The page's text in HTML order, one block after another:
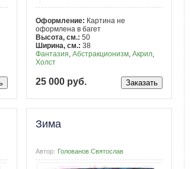
Оформление: Картина не
оформлена в багет
Высота, см.:50
Ширина, см.:38
Фантазия,Абстракционизм,Акрил,
Холст
25 000 руб.
Зима
Автор: Голованов Святослав